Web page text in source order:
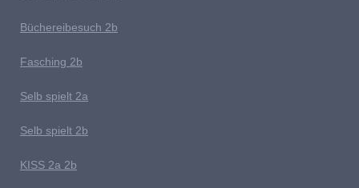
Büchereibesuch 2b
Fasching 2b
Selb spielt 2a
Selb spielt 2b
KISS 2a 2b